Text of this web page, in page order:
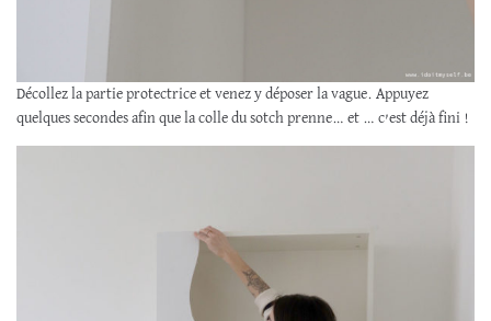
Décollez la partie protectrice et venez y déposer la vague. Appuyez
quelques secondes afin que la colle du sotch prenne… et … c’est déjà fini !